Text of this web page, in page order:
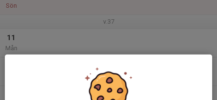
Sön
v.37
11
Mån
PFF:s klubbhus, Åkereds skolväg 22